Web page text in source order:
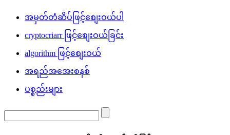
အမှတ်တံဆိပ်ဖြင့်စျေးဝယ်ပါ
cryptocriarr ဖြင့်စျေးဝယ်ခြင်း
algorithm ဖြင့်စျေးဝယ်
အရည်အအေးစနစ်
ပစ္စည်းများ